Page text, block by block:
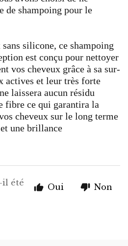
de shampoing pour le
silicone, ce shampoing
est conçu pour nettoyer
vos cheveux grâce à sa sur-
actives et leur très forte
laissera aucun résidu
fibre ce qui garantira la
cheveux sur le long terme
une brillance
il été
Oui Non